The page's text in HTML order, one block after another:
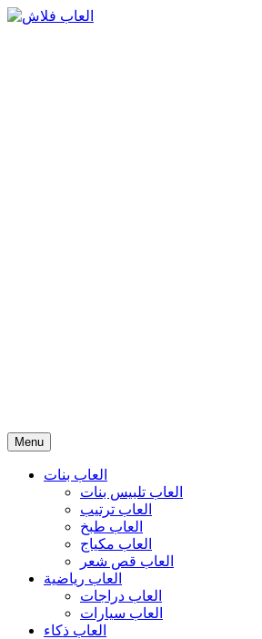
Menu
العاب بنات
العاب تلبيس بنات
العاب ترتيب
العاب طبخ
العاب مكياج
العاب قص شعر
العاب رياضية
العاب دراجات
العاب سيارات
العاب ذكاء